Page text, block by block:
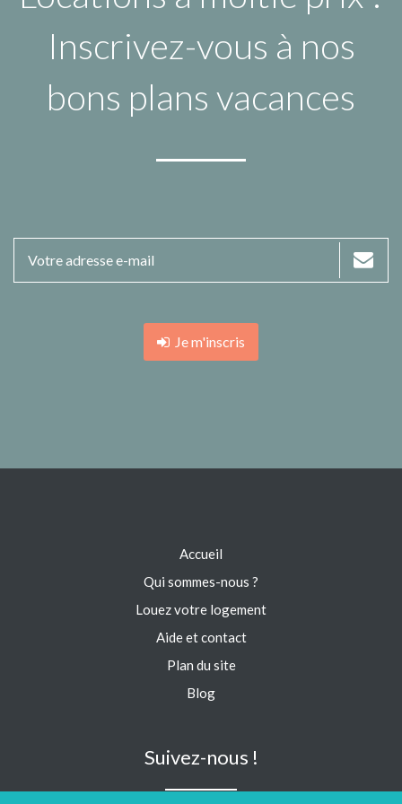
Inscrivez-vous à nos
bons plans vacances
Je m'inscris
Accueil
Qui sommes-nous ?
Louez votre logement
Aide et contact
Plan du site
Blog
Suivez-nous !